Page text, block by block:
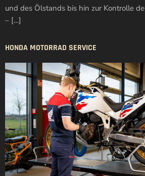
und des Ölstands bis hin zur Kontrolle
– […]
HONDA MOTORRAD SERVICE